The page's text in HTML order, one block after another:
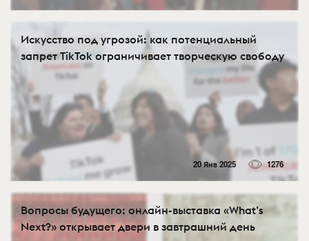
Искусство под угрозой: как потенциальный
запрет TikTok ограничивает творческую свободу
20 Янв 2025 1276
Вопросы будущего: онлайн-выставка «What’s
Next?» открывает двери в завтрашний день